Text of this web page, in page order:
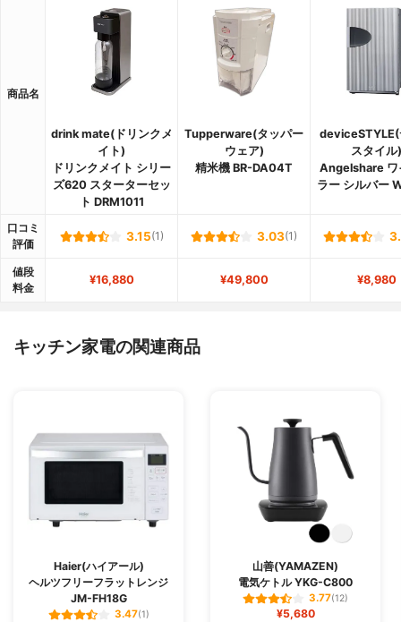
商品名
drink mate(ドリンクメ
イト)
ドリンクメイト シリー
ズ620 スターターセッ
ト DRM1011
Tupperware(タッパー
ウェア)
精米機 BR-DA04T
deviceSTYLE(
スタイル)
Angelshare ワ
ラー シルバー
口コミ
評価
3.15(1) 3.03(1)
値段
料金
¥16,880 ¥49,800 ¥8,980
キッチン家電の関連商品
Haier(ハイアール)
ヘルツフリーフラットレンジ
JM-FH18G
3.47(1)
山善(YAMAZEN)
電気ケトル YKG-C800
3.77(12)
¥5,680